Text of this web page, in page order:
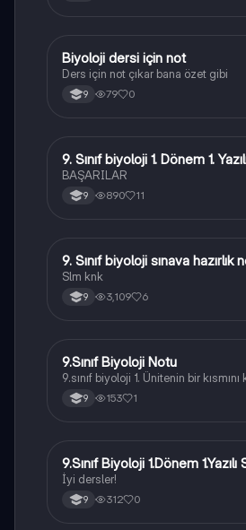
Biyoloji
Biyoloji dersi için not
Ders için not çıkar bana özet gibi
9 79 0
Biyoloji
9. Sınıf biyoloji 1. Dönem 1.
BAŞARILAR
9 890 11
Biyoloji
9. Sınıf biyoloji sınava hazırlık
Slm knk
9 3,109 6
Biyoloji
9.Sınıf Biyoloji Notu
9.sınıf biyoloji 1. Ünitenin bir
9 153 1
Biyoloji
9.Sınıf Biyoloji 1.Dönem
İyi dersler!
9 312 0